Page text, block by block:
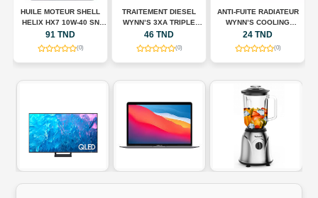
HUILE MOTEUR SHELL
HELIX HX7 10W-40 SN
PLUS – 5 L
91 TND
(0)
TRAITEMENT DIESEL
WYNN’S 3XA TRIPLE
ACTION – 325 ML
46 TND
(0)
ANTI-FUITE RADIATEUR
WYNN’S COOLING
SYSTEM STOP LEAK –
325 ML
24 TND
(0)